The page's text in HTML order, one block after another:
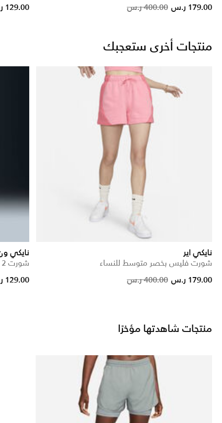
Price reduced400.00 ر.س to 179.00 ر.س
reduced from
to
129.00 ر.س
منتجات أخرى ستعجبك
نايكي اير
شورت فليس بخصر متوسط للنساء
Price reduced400.00 ر.س to 179.00 ر.س
نايكي
شورت 2 في 1 دراي-فت للنساء
reduced from
to
129.00 ر.س
منتجات شاهدتها مؤخرًا